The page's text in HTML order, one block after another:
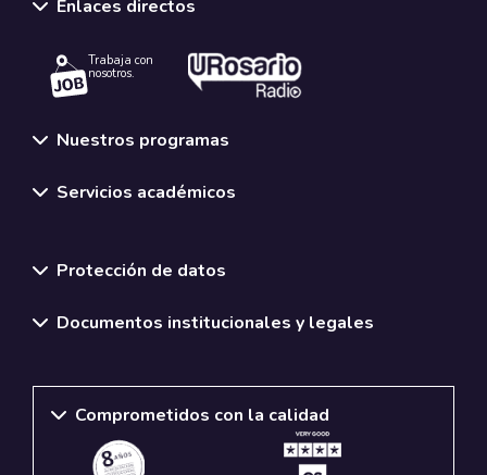
Enlaces directos
Trabaja con
nosotros.
Nuestros programas
Servicios académicos
Protección de datos
Documentos institucionales y legales
Comprometidos con la calidad